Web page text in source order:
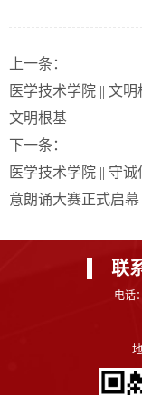
上一条：
医学技术学院 || 文
文明根基
下一条：
医学技术学院 || 守
意朗诵大赛正式启幕
联
电话